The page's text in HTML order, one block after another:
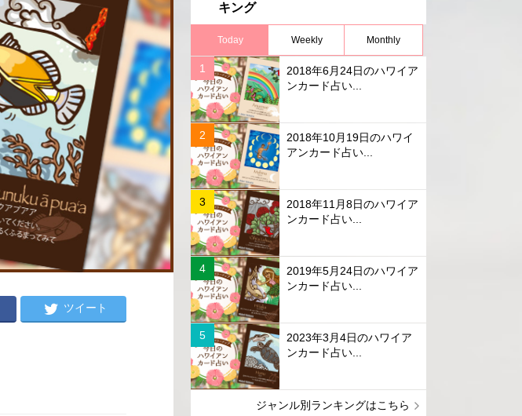
ツイート
キング
Today Weekly Monthly
2018年6月24日のハワイア
ンカード占い...
2018年10月19日のハワイ
アンカード占い...
2018年11月8日のハワイア
ンカード占い...
2019年5月24日のハワイア
ンカード占い...
2023年3月4日のハワイア
ンカード占い...
ジャンル別ランキングはこちら